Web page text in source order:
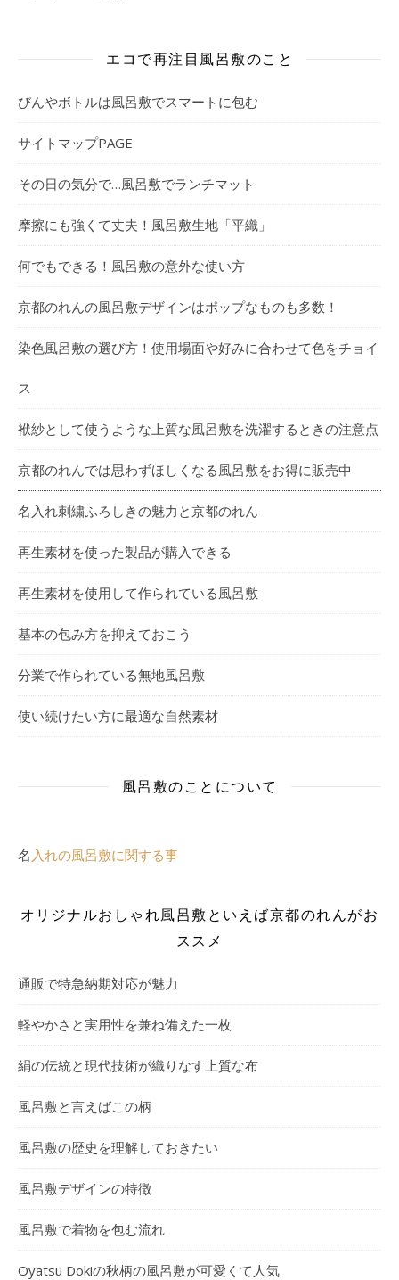
エコで再注目風呂敷のこと
びんやボトルは風呂敷でスマートに包む
サイトマップPAGE
その日の気分で…風呂敷でランチマット
摩擦にも強くて丈夫！風呂敷生地「平織」
何でもできる！風呂敷の意外な使い方
京都のれんの風呂敷デザインはポップなものも多数！
染色風呂敷の選び方！使用場面や好みに合わせて色をチョイ
ス
袱紗として使うような上質な風呂敷を洗濯するときの注意点
京都のれんでは思わずほしくなる風呂敷をお得に販売中
名入れ刺繍ふろしきの魅力と京都のれん
再生素材を使った製品が購入できる
再生素材を使用して作られている風呂敷
基本の包み方を抑えておこう
分業で作られている無地風呂敷
使い続けたい方に最適な自然素材
風呂敷のことについて
名 入れの風呂敷に関する事
オリジナルおしゃれ風呂敷といえば京都のれんがお
ススメ
通販で特急納期対応が魅力
軽やかさと実用性を兼ね備えた一枚
絹の伝統と現代技術が織りなす上質な布
風呂敷と言えばこの柄
風呂敷の歴史を理解しておきたい
風呂敷デザインの特徴
風呂敷で着物を包む流れ
Oyatsu Dokiの秋柄の風呂敷が可愛くて人気